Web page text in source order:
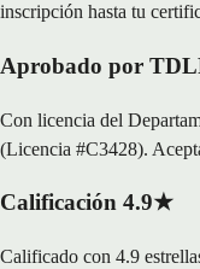
inscripción hasta tu
Aprobado por
Con licencia del
(Licencia #C3428).
Calificación 4.9★
Calificado con 4.9